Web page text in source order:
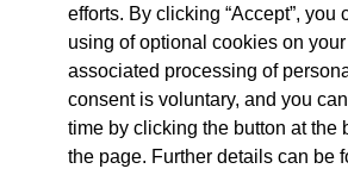
Impressum
Datenschutzerklärung
efforts. By clicking “Accept”, you
using of optional cookies on
associated processing of
consent is voluntary, and you
time by clicking the button at the
the page. Further details can be